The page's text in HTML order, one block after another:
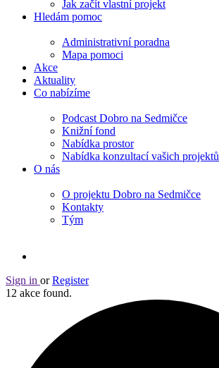
Jak začít vlastní projekt
Hledám pomoc
Administrativní poradna
Mapa pomoci
Akce
Aktuality
Co nabízíme
Podcast Dobro na Sedmičce
Knižní fond
Nabídka prostor
Nabídka konzultací vašich projektů
O nás
O projektu Dobro na Sedmičce
Kontakty
Tým
Sign in or Register
12 akce found.